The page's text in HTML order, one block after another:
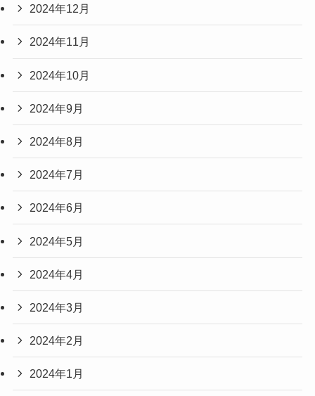
2024年12月
2024年11月
2024年10月
2024年9月
2024年8月
2024年7月
2024年6月
2024年5月
2024年4月
2024年3月
2024年2月
2024年1月